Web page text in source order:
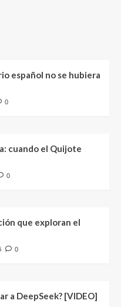
español no se hubiera
0
cuando el Quijote
0
que exploran el
0
a DeepSeek? [VIDEO]